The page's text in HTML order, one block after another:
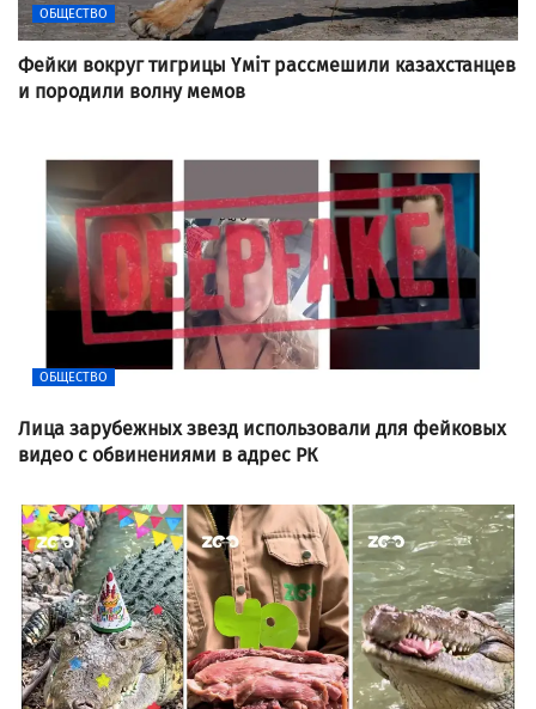
ОБЩЕСТВО
Фейки вокруг тигрицы Үміт рассмешили казахстанцев
и породили волну мемов
ОБЩЕСТВО
Лица зарубежных звезд использовали для фейковых
видео с обвинениями в адрес РК